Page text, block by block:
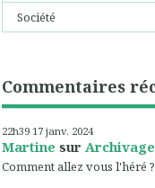
Société
Commentaires
22h39 17 janv. 2024
Martine sur Archivage
Comment allez vous l'héré